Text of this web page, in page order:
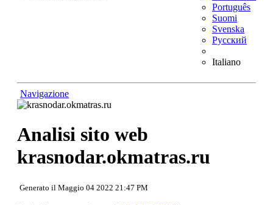
Português
Suomi
Svenska
Русский
Italiano
Navigazione
Torna in cima
Links
Keywords
Usabilita
Documento
PageSpeed Insights
Analisi sito web
krasnodar.okmatras.ru
Generato il Maggio 04 2022 21:47 PM